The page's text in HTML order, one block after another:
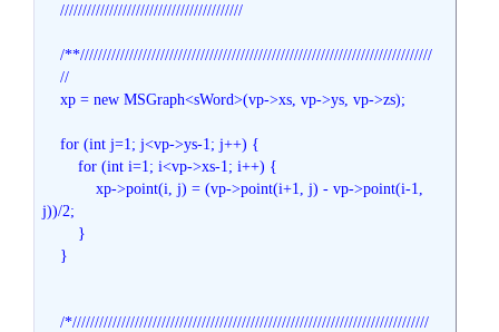
    /////////////////////////////////////////
    /**///////////////////////////////////////////////////////////////////////////////
    //
    xp = new MSGraph<sWord>(vp->xs, vp->ys, vp->zs);
    for (int j=1; j<vp->ys-1; j++) {
        for (int i=1; i<vp->xs-1; i++) {
            xp->point(i, j) = (vp->point(i+1, j) - vp->point(i-1,
j))/2;
    /*////////////////////////////////////////////////////////////////////////////////